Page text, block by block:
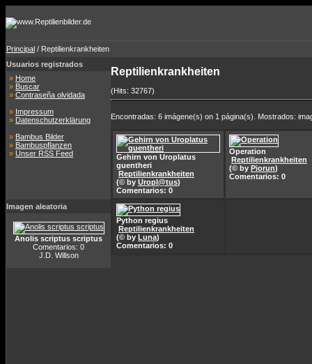
Principal / Reptilienkrankheiten
Usuarios registrados
» Home
» Buscar
» Contraseña olvidada
» Impressum
» Datenschutzerklärung
» Bambus Bilder
» Bambuspflanzen
» Unser RSS Feed
Imagen aleatoria
Anolis scriptus scriptus
Comentarios: 0
J.D. Willson
Reptilienkrankheiten
(Hits: 32767)
Encontradas: 6 imágene(s) on 1 página(s). Mostrados:
Gehirn von Uroplatus
guentheri
Reptilienkrankheiten
(© by Uropl@tus)
Comentarios: 0
Operation
Reptilienkrankheiten
(© by Piorun)
Comentarios: 0
Python regius
Reptilienkrankheiten
(© by Luna)
Comentarios: 0